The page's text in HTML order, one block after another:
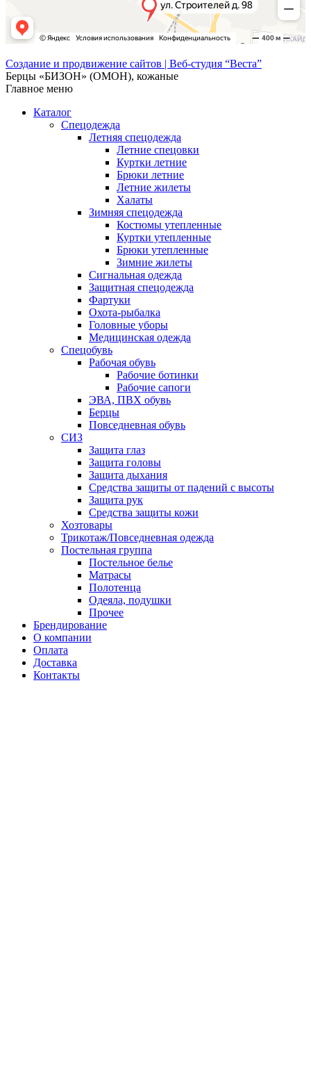
Создание и продвижение сайтов | Веб-студия “Веста”
Берцы «БИЗОН» (ОМОН), кожаные
Главное меню
Каталог
Спецодежда
Летняя спецодежда
Летние спецовки
Куртки летние
Брюки летние
Летние жилеты
Халаты
Зимняя спецодежда
Костюмы утепленные
Куртки утепленные
Брюки утепленные
Зимние жилеты
Сигнальная одежда
Защитная спецодежда
Фартуки
Охота-рыбалка
Головные уборы
Медицинская одежда
Спецобувь
Рабочая обувь
Рабочие ботинки
Рабочие сапоги
ЭВА, ПВХ обувь
Берцы
Повседневная обувь
СИЗ
Защита глаз
Защита головы
Защита дыхания
Средства защиты от падений с высоты
Защита рук
Средства защиты кожи
Хозтовары
Трикотаж/Повседневная одежда
Постельная группа
Постельное белье
Матрасы
Полотенца
Одеяла, подушки
Прочее
Брендирование
О компании
Оплата
Доставка
Контакты